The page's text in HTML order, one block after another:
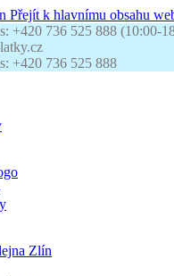
Přejít k hlavnímu obsahu
+420 736 525 888 (10:00-
+420 736 525 888
Zlín